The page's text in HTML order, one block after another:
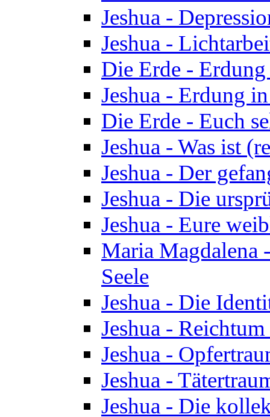
Jeshua -
Jeshua -
Die Erde -
Jeshua - Erdung
Die Erde - Euch
Jeshua - Was ist
Jeshua - Der
Jeshua - Die
Jeshua - Eure
Maria Magdalena
Seele
Jeshua - Die
Jeshua -
Jeshua -
Jeshua -
Jeshua - Die